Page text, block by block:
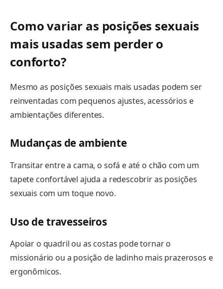
Como variar as posições sexuais
mais usadas sem perder o
conforto?
Mesmo as posições sexuais mais usadas podem ser
reinventadas com pequenos ajustes, acessórios e
ambientações diferentes.
Mudanças de ambiente
Transitar entre a cama, o sofá e até o chão com um
tapete confortável ajuda a redescobrir as posições
sexuais com um toque novo.
Uso de travesseiros
Apoiar o quadril ou as costas pode tornar o
missionário ou a posição de ladinho mais prazerosos e
ergonômicos.